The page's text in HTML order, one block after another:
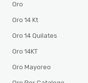
Oro
Oro 14 Kt
Oro 14 Quilates
Oro 14KT
Oro Mayoreo